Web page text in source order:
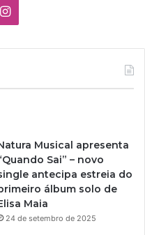
I
g
r
a
Musical apresenta
Sai” – novo
antecipa estreia do
álbum solo de
Maia
24 de setembro de 2025